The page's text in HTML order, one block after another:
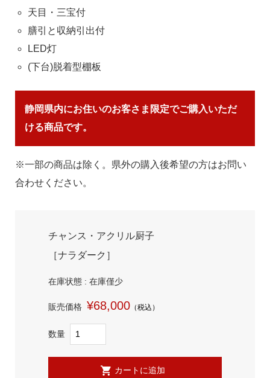
天目・三宝付
膳引と収納引出付
LED灯
(下台)脱着型棚板
静岡県内にお住いのお客さま限定でご購入いただ
ける商品です。
※一部の商品は除く。県外の購入後希望の方はお問い
合わせください。
チャンス・アクリル厨子
［ナラダーク］
在庫状態 : 在庫僅少
販売価格 ¥68,000（税込）
数量